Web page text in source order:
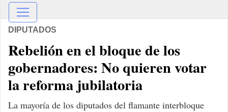
DIPUTADOS
Rebelión en el bloque de los
gobernadores: No quieren votar
la reforma jubilatoria
La mayoría de los diputados del flamante interbloque